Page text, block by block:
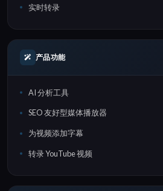
实时转录
产品功能
AI 分析工具
SEO 友好型媒体播放器
为视频添加字幕
转录 YouTube 视频